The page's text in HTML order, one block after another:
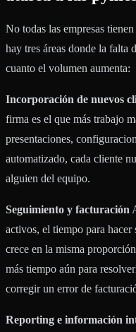
No todas las empresas
hay tres áreas donde la falta
cuanto el volumen aumenta:
Incorporación de nuevos
firma es el que más trabajo
presentaciones,
automatizado, cada cliente
alguien del equipo.
Seguimiento y facturación
activos, el tiempo para
crece en la misma
más tiempo aún para
corregir un error de
Reporting e información